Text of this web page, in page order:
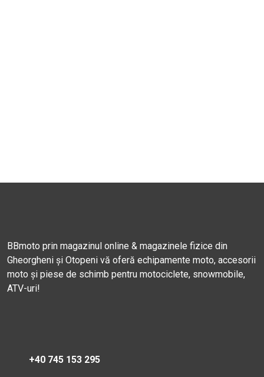
BBmoto prin magazinul online & magazinele fizice din
Gheorgheni și Otopeni vă oferă echipamente moto, accesorii
moto și piese de schimb pentru motociclete, snowmobile,
ATV-uri!
+40 745 153 295